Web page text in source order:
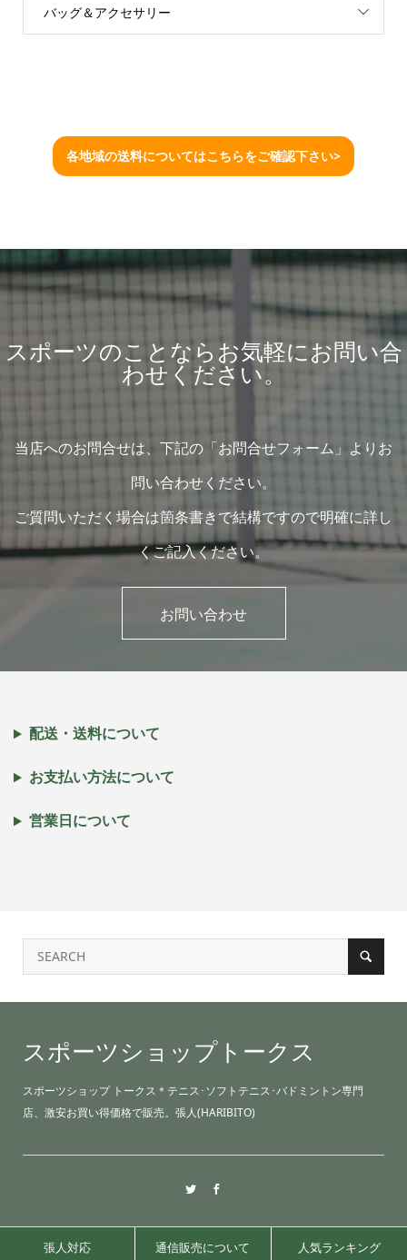
バッグ＆アクセサリー
各地域の送料についてはこちらをご確認下さい>
スポーツのことならお気軽にお問い合
わせください。
当店へのお問合せは、下記の「お問合せフォーム」よりお
問い合わせください。
ご質問いただく場合は箇条書きで結構ですので明確に詳し
くご記入ください。
お問い合わせ
配送・送料について
お支払い方法について
営業日について
スポーツショップトークス
スポーツショップ トークス＊テニス･ソフトテニス･バドミントン専門
店、激安お買い得価格で販売。張人(HARIBITO)
©2021 sports shop TALKS.
張人対応 通信販売について 人気ランキング